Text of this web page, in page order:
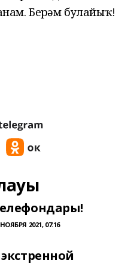
Берҙәм булайыҡ!
2021, 07:16